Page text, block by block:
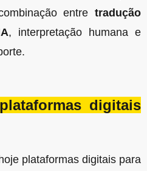
entre tradução
, interpretação humana e
digitais
plataformas digitais para